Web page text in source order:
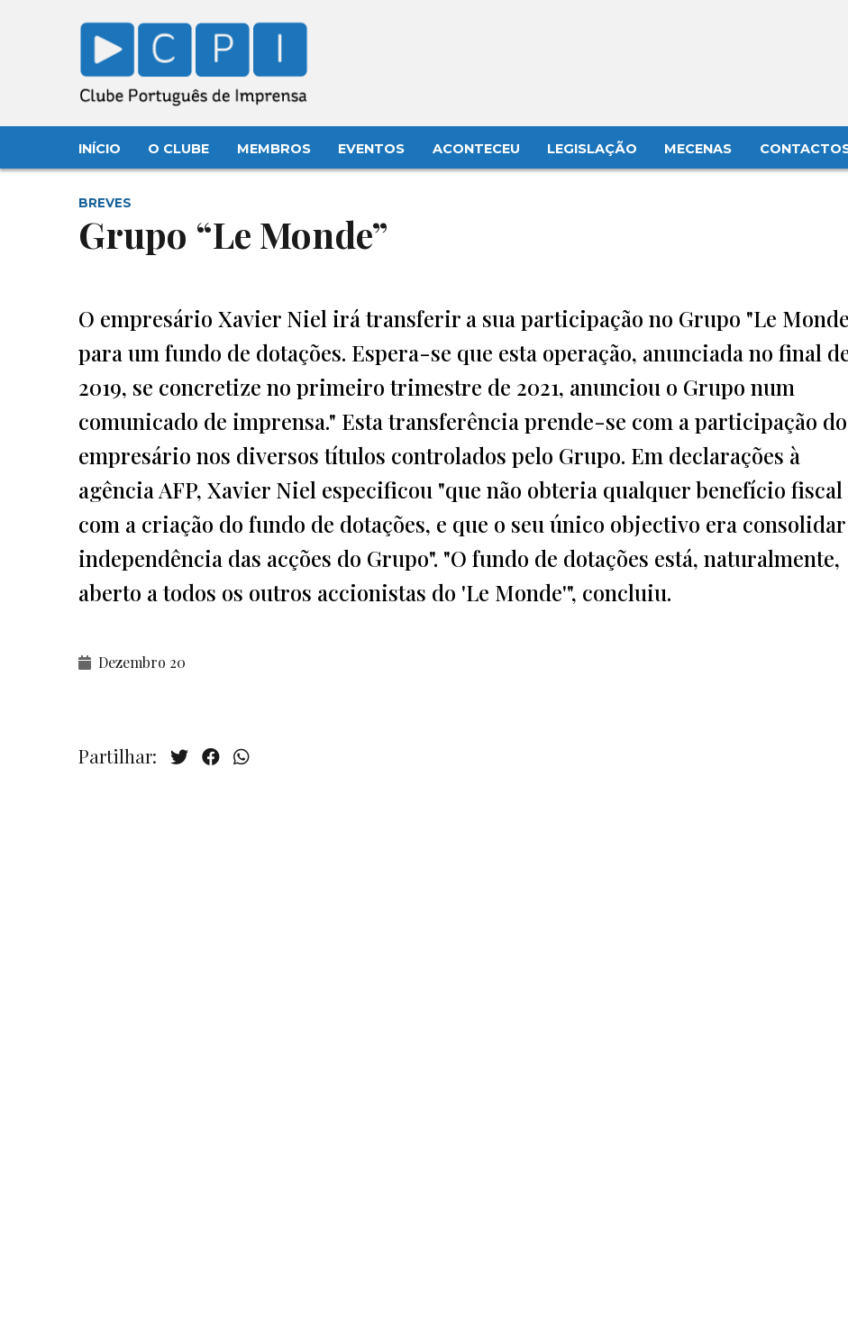
INÍCIO O CLUBE MEMBROS EVENTOS ACONTECEU LEGISLAÇÃO MECENAS
BREVES
Grupo “Le Monde”
O empresário Xavier Niel irá transferir a sua participação no Grupo "Le
para um fundo de dotações. Espera-se que esta operação, anunciada no final
2019, se concretize no primeiro trimestre de 2021, anunciou o Grupo num
comunicado de imprensa." Esta transferência prende-se com a participação do
empresário nos diversos títulos controlados pelo Grupo. Em declarações à
agência AFP, Xavier Niel especificou "que não obteria qualquer benefício fiscal
com a criação do fundo de dotações, e que o seu único objectivo era
independência das acções do Grupo". "O fundo de dotações está, naturalmente,
aberto a todos os outros accionistas do 'Le Monde'", concluiu.
Dezembro 20
Partilhar: